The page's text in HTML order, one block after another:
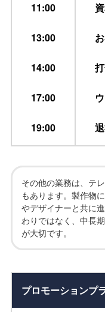
11:00
13:00
14:00
17:00
19:00
その他の業務は、テ
もあります。製作物
やデザイナーと共に
わりではなく、中長
が大切です。
プロモーションプ